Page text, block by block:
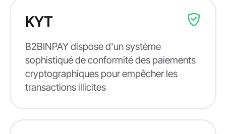
KYT
B2BINPAY dispose d'un système
sophistiqué de conformité des paiements
cryptographiques pour empêcher les
transactions illicites